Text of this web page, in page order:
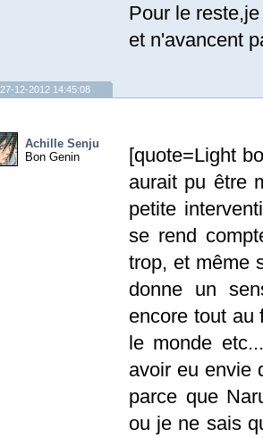
Pour le
et n'avancent
27-12-2012 14:45:08
Achille Senju
Bon Genin
[quote=Light
aurait pu être
petite
se rend
trop, et même
donne un
encore tout au
le monde
avoir eu envie
parce que
ou je ne sais